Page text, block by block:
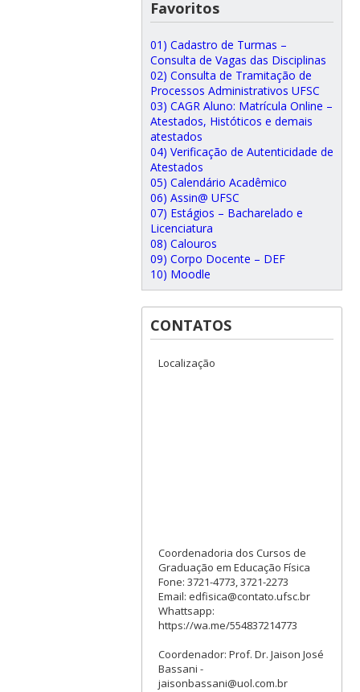
Favoritos
01) Cadastro de Turmas –
Consulta de Vagas das Disciplinas
02) Consulta de Tramitação de
Processos Administrativos UFSC
03) CAGR Aluno: Matrícula Online –
Atestados, Históticos e demais
atestados
04) Verificação de Autenticidade de
Atestados
05) Calendário Acadêmico
06) Assin@ UFSC
07) Estágios – Bacharelado e
Licenciatura
08) Calouros
09) Corpo Docente – DEF
10) Moodle
CONTATOS
Localização
Coordenadoria dos Cursos de
Graduação em Educação Física
Fone: 3721-4773, 3721-2273
Email: edfisica@contato.ufsc.br
Whattsapp:
https://wa.me/554837214773
Coordenador: Prof. Dr. Jaison José
Bassani -
jaisonbassani@uol.com.br